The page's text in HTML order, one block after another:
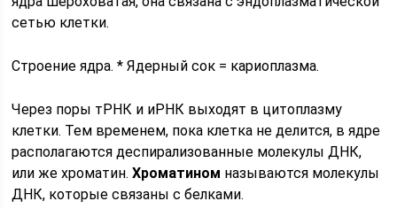
сетью клетки.
Строение ядра. * Ядерный сок = кариоплазма.
Через поры тРНК и иРНК выходят в цитоплазму
клетки. Тем временем, пока клетка не делится, в ядре
располагаются деспирализованные молекулы ДНК,
или же хроматин.Хроматином называются молекулы
ДНК, которые связаны с белками.